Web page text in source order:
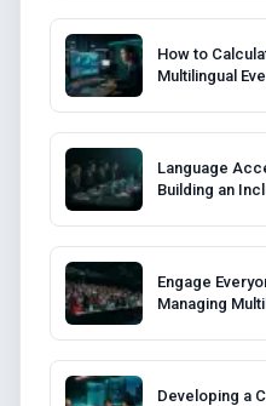
How to
Multilingual
Language
Building an
Engage
Managing
Developing a